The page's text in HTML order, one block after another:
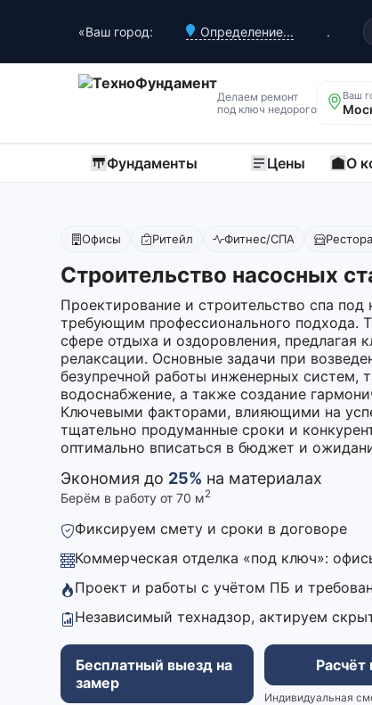
«Ваш город: Определение... .
Делаем ремонт
под ключ недорого
Ваш
Фундаменты Цены О
Офисы Ритейл Фитнес/СПА
Строительство насосных
Проектирование и строительство спа
требующим профессионального подхода.
сфере отдыха и оздоровления, предлагая
релаксации. Основные задачи при
безупречной работы инженерных систем,
водоснабжение, а также создание
Ключевыми факторами, влияющими на
тщательно продуманные сроки и
оптимально вписаться в бюджет и
Экономия до 25% на материалах
Берём в работу от 70 м2
Фиксируем смету и сроки в договоре
Коммерческая отделка «под ключ»:
Проект и работы с учётом ПБ и
Независимый технадзор, актируем
Бесплатный выезд на
замер
Расчёт
Индивидуальная